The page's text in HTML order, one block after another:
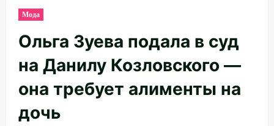
Мода
Ольга Зуева подала в суд
на Данилу Козловского —
она требует алименты на
дочь